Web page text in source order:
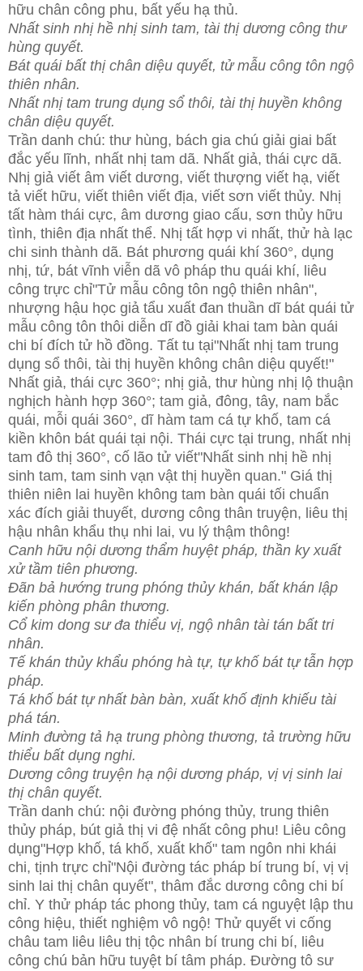
hữu chân công phu, bất yếu hạ thủ.
Nhất sinh nhị hề nhị sinh tam, tài thị dương công thư
hùng quyết.
Bát quái bất thị chân diệu quyết, tử mẫu công tôn ngộ
thiên nhân.
Nhất nhị tam trung dụng sổ thôi, tài thị huyền không
chân diệu quyết.
Trần danh chú: thư hùng, bách gia chú giải giai bất
đắc yếu lĩnh, nhất nhị tam dã. Nhất giả, thái cực dã.
Nhị giả viết âm viết dương, viết thượng viết hạ, viết
tả viết hữu, viết thiên viết địa, viết sơn viết thủy. Nhị
tất hàm thái cực, âm dương giao cấu, sơn thủy hữu
tình, thiên địa nhất thể. Nhị tất hợp vi nhất, thử hà lạc
chi sinh thành dã. Bát phương quái khí 360°, dụng
nhị, tứ, bát vĩnh viễn dã vô pháp thu quái khí, liêu
công trực chỉ"Tử mẫu công tôn ngộ thiên nhân",
nhượng hậu học giả tẩu xuất đan thuần dĩ bát quái tử
mẫu công tôn thôi diễn dĩ đồ giải khai tam bàn quái
chi bí đích tử hồ đồng. Tất tu tại"Nhất nhị tam trung
dụng sổ thôi, tài thị huyền không chân diệu quyết!"
Nhất giả, thái cực 360°; nhị giả, thư hùng nhị lộ thuận
nghịch hành hợp 360°; tam giả, đông, tây, nam bắc
quái, mỗi quái 360°, dĩ hàm tam cá tự khố, tam cá
kiền khôn bát quái tại nội. Thái cực tại trung, nhất nhị
tam đô thị 360°, cố lão tử viết"Nhất sinh nhị hề nhị
sinh tam, tam sinh vạn vật thị huyền quan." Giá thị
thiên niên lai huyền không tam bàn quái tối chuẩn
xác đích giải thuyết, dương công thân truyện, liêu thị
hậu nhân khẩu thụ nhi lai, vu lý thậm thông!
Canh hữu nội dương thẩm huyệt pháp, thần ky xuất
xử tầm tiên phương.
Đãn bả hướng trung phóng thủy khán, bất khán lập
kiến phòng phân thương.
Cổ kim dong sư đa thiểu vị, ngộ nhân tài tán bất tri
nhân.
Tế khán thủy khẩu phóng hà tự, tự khố bát tự tẫn hợp
pháp.
Tá khố bát tự nhất bàn bàn, xuất khố định khiếu tài
phá tán.
Minh đường tả hạ trung phòng thương, tả trường hữu
thiểu bất dụng nghi.
Dương công truyện hạ nội dương pháp, vị vị sinh lai
thị chân quyết.
Trần danh chú: nội đường phóng thủy, trung thiên
thủy pháp, bút giả thị vi đệ nhất công phu! Liêu công
dụng"Hợp khố, tá khố, xuất khố" tam ngôn nhi khái
chi, tịnh trực chỉ"Nội đường tác pháp bí trung bí, vị vị
sinh lai thị chân quyết", thâm đắc dương công chi bí
chỉ. Y thử pháp tác phong thủy, tam cá nguyệt lập thu
công hiệu, thiết nghiệm vô ngộ! Thử quyết vi cống
châu tam liêu liêu thị tộc nhân bí trung chi bí, liêu
công chú bản hữu tuyệt bí tâm pháp. Đường tô sư